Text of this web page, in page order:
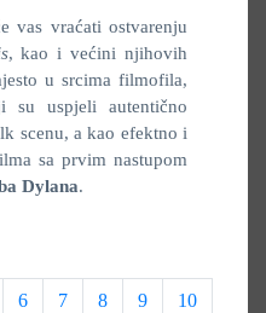
vas vraćati ostvarenju
, kao i većini njihovih
u srcima filmofila,
uspjeli autentično
scenu, a kao efektno i
sa prvim nastupom
Dylana.
6 7 8 9 10